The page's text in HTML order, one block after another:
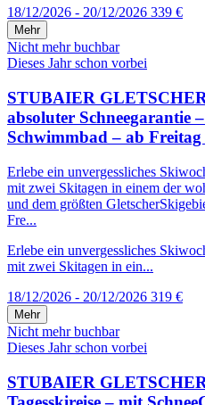
18/12/2026 - 20/12/2026 339 €
Mehr
Nicht mehr buchbar
Dieses Jahr schon vorbei
STUBAIER
absoluter Schneegarantie
Schwimmbad – ab
Erlebe ein unvergessliches
mit zwei Skitagen in einem der
und dem größten
Fre...
Erlebe ein unvergessliches
mit zwei Skitagen in ein...
18/12/2026 - 20/12/2026 319 €
Mehr
Nicht mehr buchbar
Dieses Jahr schon vorbei
STUBAIER